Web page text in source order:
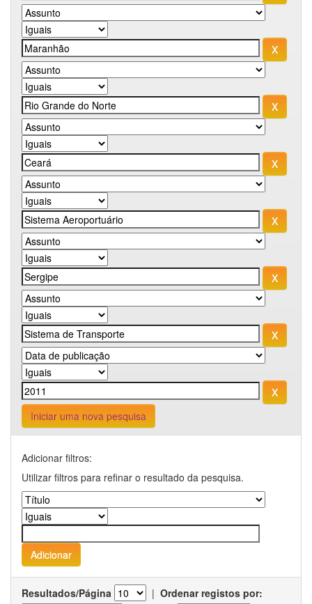
Iniciar uma nova pesquisa
Adicionar filtros:
Utilizar filtros para refinar o resultado da pesquisa.
Resultados/Página | Ordenar registos por: